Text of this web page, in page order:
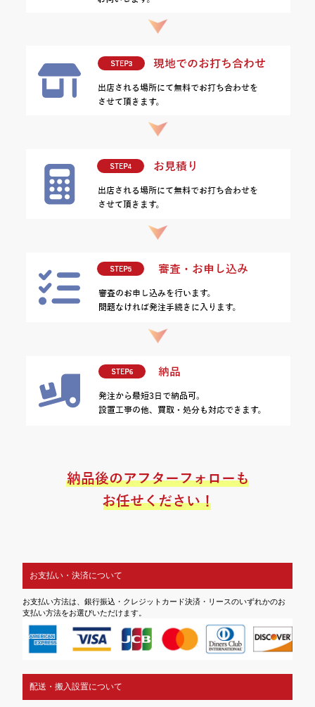
お支払い・決済について
お支払い方法は、銀行振込・クレジットカード決済・リースのいずれかのお
支払い方法をお選びいただけます。
配送・搬入設置について